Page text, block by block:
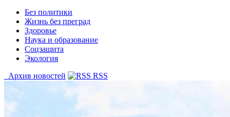
Без политики
Жизнь без преград
Здоровье
Наука и образование
Соцзащита
Экология
Архив новостей
RSS